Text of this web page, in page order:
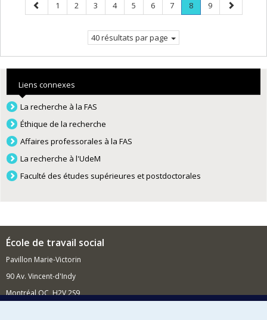
Page
précédente
Page
1 Page
2 Page
3 Page
4 Page
5 Page
6 Page
7 Page
8.
Page
Page
9
Page
suivante
40 résultats par page
Liens connexes
La recherche à la FAS
Éthique de la recherche
Affaires professorales à la FAS
La recherche à l'UdeM
Faculté des études supérieures et postdoctorales
École de travail social
Pavillon Marie-Victorin
90 Av. Vincent-d'Indy
Montréal QC H2V 2S9